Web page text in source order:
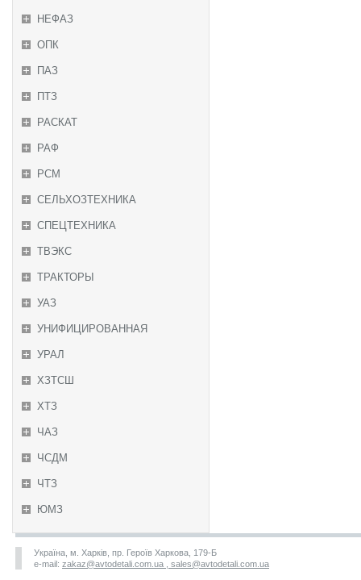
НЕФАЗ
ОПК
ПАЗ
ПТЗ
РАСКАТ
РАФ
РСМ
СЕЛЬХОЗТЕХНИКА
СПЕЦТЕХНИКА
ТВЭКС
ТРАКТОРЫ
УАЗ
УНИФИЦИРОВАННАЯ
УРАЛ
ХЗТСШ
ХТЗ
ЧАЗ
ЧСДМ
ЧТЗ
ЮМЗ
Україна, м. Харків, пр. Героїв Харкова, 179-Б
e-mail: zakaz@avtodetali.com.ua , sales@avtodetali.com.ua